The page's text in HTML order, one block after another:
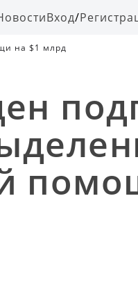
Вход/
на $1 млрд